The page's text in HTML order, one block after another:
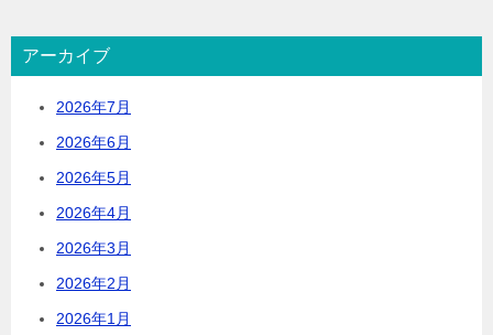
アーカイブ
2026年7月
2026年6月
2026年5月
2026年4月
2026年3月
2026年2月
2026年1月